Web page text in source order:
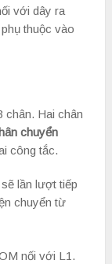
với dây ra
thuộc vào
chân. Hai chân
chuyển
công tắc.
lần lượt tiếp
chuyển từ
nối với L1.